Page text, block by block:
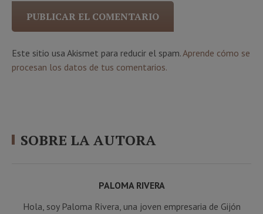
Este sitio usa Akismet para reducir el spam.Aprende cómo se
procesan los datos de tus comentarios.
SOBRE LA AUTORA
PALOMA RIVERA
Hola, soy Paloma Rivera, una joven empresaria de Gijón